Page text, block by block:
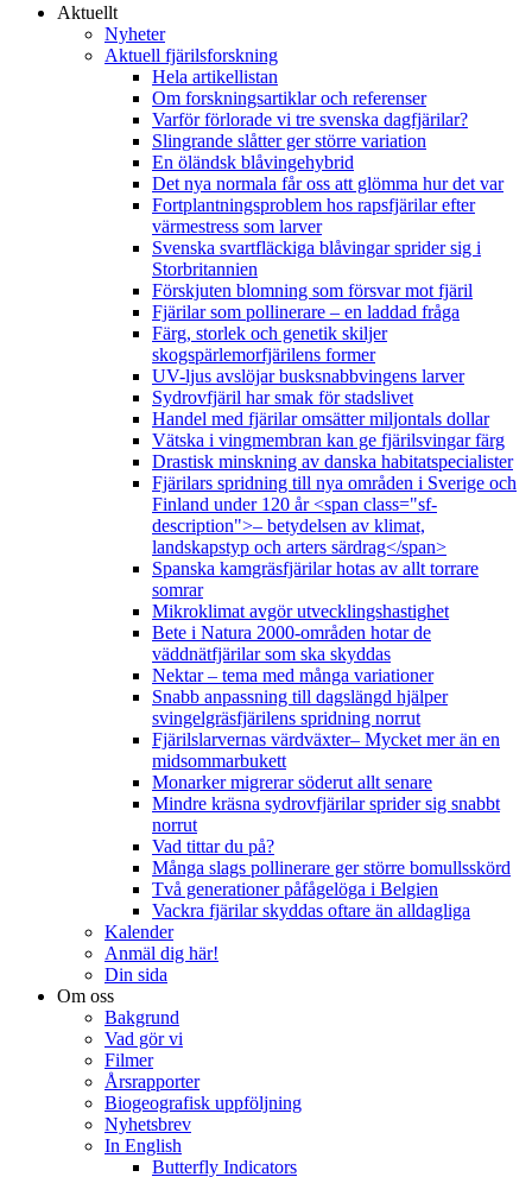
Aktuellt
Nyheter
Aktuell fjärilsforskning
Hela artikellistan
Om forskningsartiklar och referenser
Varför förlorade vi tre svenska dagfjärilar?
Slingrande slåtter ger större variation
En öländsk blåvingehybrid
Det nya normala får oss att glömma hur det var
Fortplantningsproblem hos rapsfjärilar efter
värmestress som larver
Svenska svartfläckiga blåvingar sprider sig i
Storbritannien
Förskjuten blomning som försvar mot fjäril
Fjärilar som pollinerare – en laddad fråga
Färg, storlek och genetik skiljer
skogspärlemorfjärilens former
UV-ljus avslöjar busksnabbvingens larver
Sydrovfjäril har smak för stadslivet
Handel med fjärilar omsätter miljontals dollar
Vätska i vingmembran kan ge fjärilsvingar färg
Drastisk minskning av danska habitatspecialister
Fjärilars spridning till nya områden i Sverige och
Finland under 120 år <span class="sf-
description">– betydelsen av klimat,
landskapstyp och arters särdrag</span>
Spanska kamgräsfjärilar hotas av allt torrare
somrar
Mikroklimat avgör utvecklingshastighet
Bete i Natura 2000-områden hotar de
väddnätfjärilar som ska skyddas
Nektar – tema med många variationer
Snabb anpassning till dagslängd hjälper
svingelgräsfjärilens spridning norrut
Fjärilslarvernas värdväxter– Mycket mer än en
midsommarbukett
Monarker migrerar söderut allt senare
Mindre kräsna sydrovfjärilar sprider sig snabbt
norrut
Vad tittar du på?
Många slags pollinerare ger större bomullsskörd
Två generationer påfågelöga i Belgien
Vackra fjärilar skyddas oftare än alldagliga
Kalender
Anmäl dig här!
Din sida
Om oss
Bakgrund
Vad gör vi
Filmer
Årsrapporter
Biogeografisk uppföljning
Nyhetsbrev
In English
Butterfly Indicators